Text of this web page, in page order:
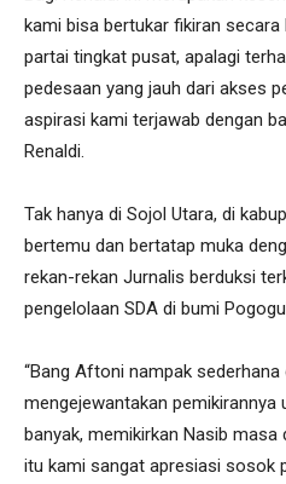
kami bisa bertukar fikiran secara
partai tingkat pusat, apalagi
pedesaan yang jauh dari akses
aspirasi kami terjawab dengan
Renaldi.
Tak hanya di Sojol Utara, di
bertemu dan bertatap muka
rekan-rekan Jurnalis berduksi
pengelolaan SDA di bumi
“Bang Aftoni nampak sederhana
mengejewantakan pemikirannya
banyak, memikirkan Nasib
itu kami sangat apresiasi sosok